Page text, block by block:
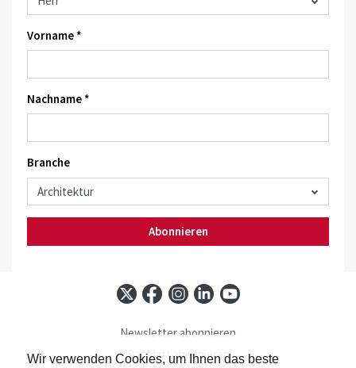
Wir verwenden Cookies, um Ihnen das beste
Vorname *
Nachname *
Branche
Abonnieren
Newsletter abonnieren
Baublatt abonnieren